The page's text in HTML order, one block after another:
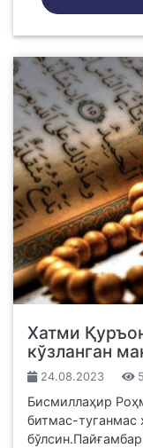
Хатми
кўзланган
24.08.2023
Бисмиллаҳир
битмас-туганмас